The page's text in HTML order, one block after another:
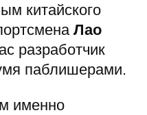
китайского
Лао
разработчик
паблишерами.
именно